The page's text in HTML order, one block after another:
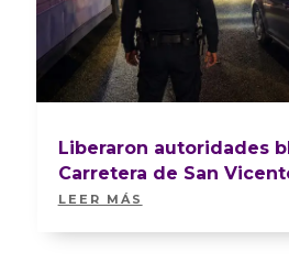
Liberaron autoridades
Carretera de San
LEER MÁS